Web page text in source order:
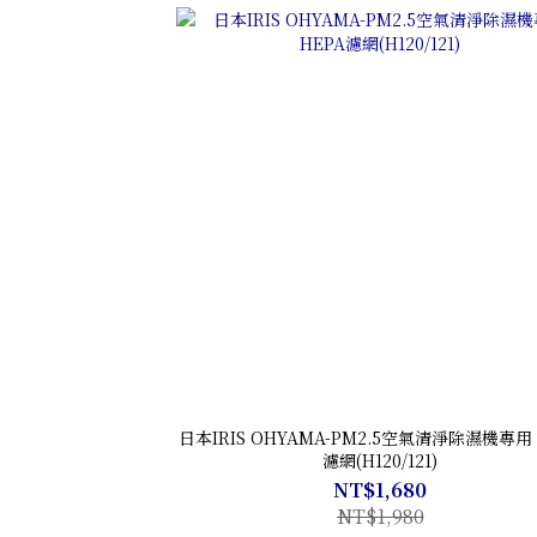
日本IRIS OHYAMA-PM2.5空氣清淨除濕機專用
濾網(H120/121)
NT$1,680
NT$1,980